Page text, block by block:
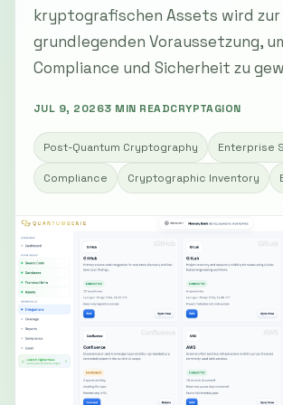
kryptografischen Assets wird zur
grundlegenden Voraussetzung,
Compliance und Sicherheit zu
JUL 9, 20263 MIN READCRYPTAGION
Post-Quantum Cryptography Enterprise
Compliance Cryptographic Inventory